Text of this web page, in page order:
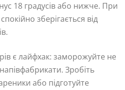
18 градусів або нижче. При
зберігається від
є лайфхак: заморожуйте не
Зробіть
або підготуйте